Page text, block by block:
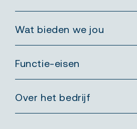
Wat bieden we jou
Functie-eisen
Over het bedrijf